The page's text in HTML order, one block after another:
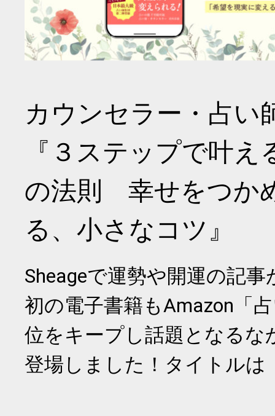
カウンセラー・占い
『３ステップで叶
の法則 幸せをつか
る、小さなコツ』
Sheageで運勢や開運の記
初の電子書籍もAmazon「
位をキープし話題となるな
登場しました！タイトルは